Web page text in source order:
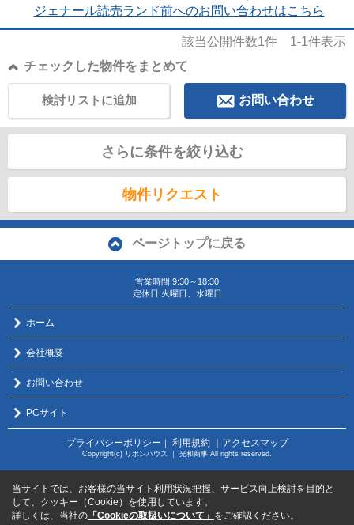
ジェナール読売ランド前へのお問い合わせはこちら
該当公開件数1件 1-1件表示
チェックした物件をまとめて
お問い合わせ
検討リストに追加
さらに条件を絞り込む
物件リクエスト
ページトップに戻る
営業時間:9:30～18:30
定休日:火曜日、水曜日
ホーム
会社概要
お問い合わせ
PCサイト
プライバシーポリシー ｜ 利用規約 ｜アクセスマップ
Copyright(c) リボンハウス ｜ 光和商事 All rights reserved.
当サイトでは、お客様の当サイト利用状況把握、サービス向上検討を目的と
して、クッキー（Cookie）を使用しています。
詳しくは、当社の 「Cookieの取扱いについて」 をご確認ください。